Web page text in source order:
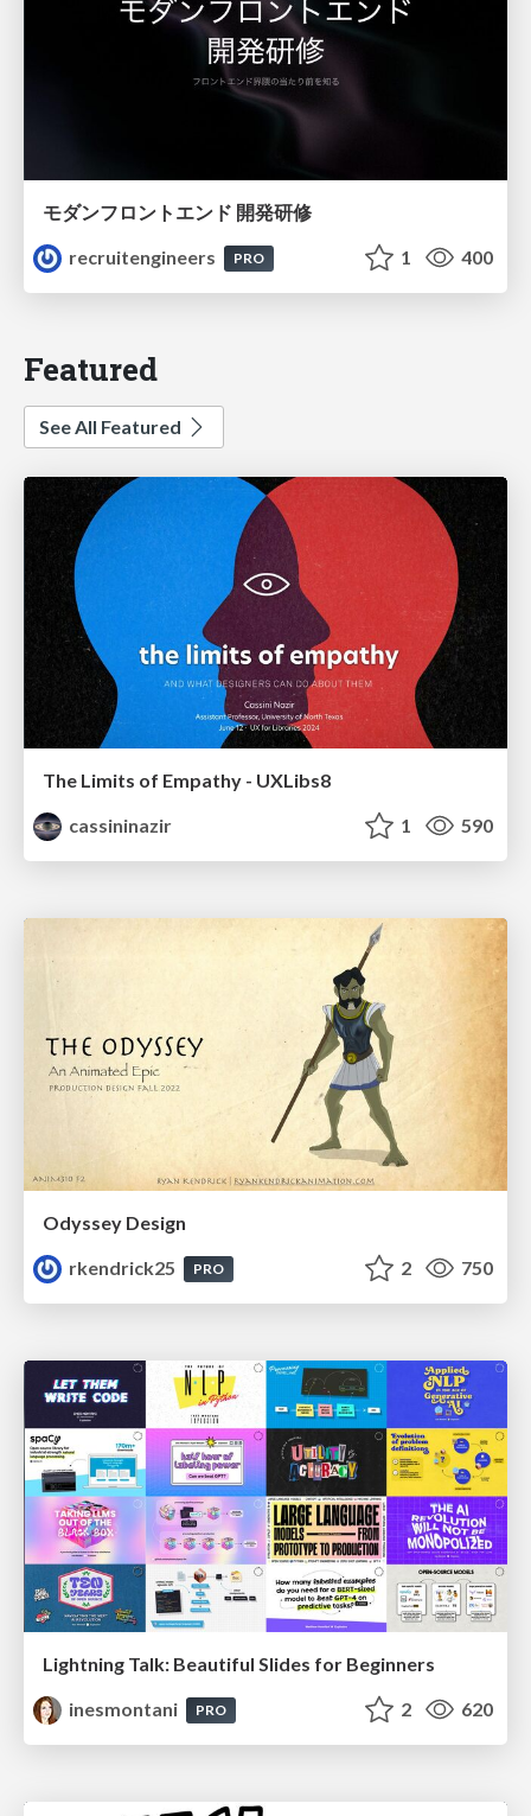
モダンフロントエンド 開発研修
recruitengineers
PRO 1 400
Featured
See All Featured
The Limits of Empathy - UXLibs8
cassininazir
1 590
Odyssey Design
rkendrick25
PRO 2 750
Lightning Talk: Beautiful Slides for Beginners
inesmontani
PRO 2 620